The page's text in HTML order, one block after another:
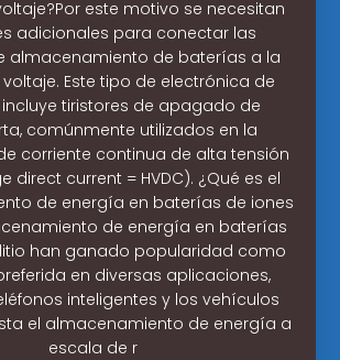
este motivo se necesitan
adicionales para conectar las
almacenamiento de baterías a la
Este tipo de electrónica de
tiristores de apagado de
comúnmente utilizados en la
corriente continua de alta tensión
direct current = HVDC). ¿Qué es el
de energía en baterías de iones
de energía en baterías
han ganado popularidad como
en diversas aplicaciones,
inteligentes y los vehículos
el almacenamiento de energía a
escala de r